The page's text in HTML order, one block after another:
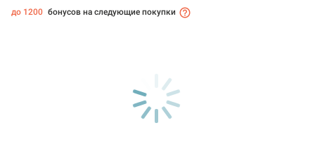
до 1200 бонусов на следующие покупки